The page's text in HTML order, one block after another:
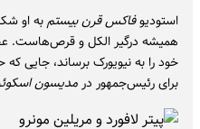
استودیوفاکس قرن بیستمبه او
همیشه درگیر الکل و قرص‌هاست.
خود را به نیویورک برساند، جایی
برای رئیس‌جمهور در مدیسون